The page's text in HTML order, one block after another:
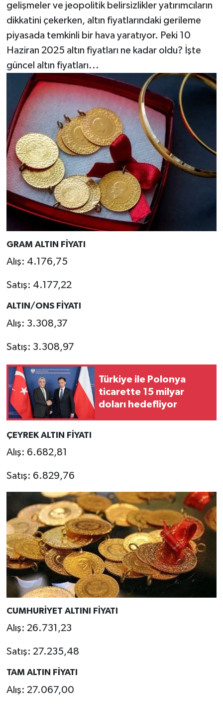
gelişmeler ve jeopolitik belirsizlikler yatırımcıların
dikkatini çekerken, altın fiyatlarındaki gerileme
piyasada temkinli bir hava yaratıyor. Peki 10
Haziran 2025 altın fiyatları ne kadar oldu? İşte
güncel altın fiyatları...
GRAM ALTIN FİYATI
Alış: 4.176,75
Satış: 4.177,22
ALTIN/ONS FİYATI
Alış: 3.308,37
Satış: 3.308,97
Türkiye ile Polonya
ticarette 15 milyar
doları hedefliyor
ÇEYREK ALTIN FİYATI
Alış: 6.682,81
Satış: 6.829,76
CUMHURİYET ALTINI FİYATI
Alış: 26.731,23
Satış: 27.235,48
TAM ALTIN FİYATI
Alış: 27.067,00